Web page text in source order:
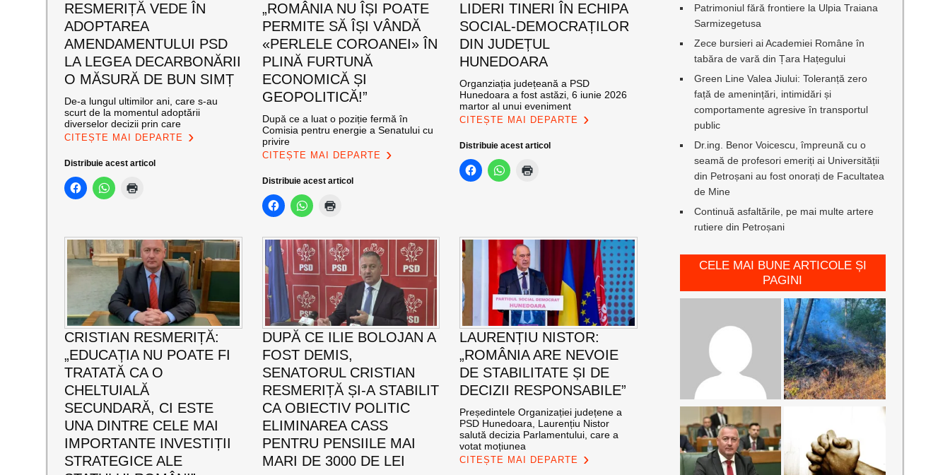
RESMERIȚĂ VEDE ÎN
ADOPTAREA
AMENDAMENTULUI PSD
LA LEGEA DECARBONĂRII
O MĂSURĂ DE BUN SIMȚ
De-a lungul ultimilor ani, care s-au
scurt de la momentul adoptării
diverselor decizii prin care
CITEȘTE MAI DEPARTE
Distribuie acest articol
„ROMÂNIA NU ÎȘI POATE
PERMITE SĂ ÎȘI VÂNDĂ
«PERLELE COROANEI» ÎN
PLINĂ FURTUNĂ
ECONOMICĂ ȘI
GEOPOLITICĂ!”
După ce a luat o poziție fermă în
Comisia pentru energie a Senatului cu
privire
CITEȘTE MAI DEPARTE
Distribuie acest articol
LIDERI TINERI ÎN ECHIPA
SOCIAL-DEMOCRAȚILOR
DIN JUDEȚUL
HUNEDOARA
Organziația județeană a PSD
Hunedoara a fost astăzi, 6 iunie 2026
martor al unui eveniment
CITEȘTE MAI DEPARTE
Distribuie acest articol
CRISTIAN RESMERIȚĂ:
„EDUCAȚIA NU POATE FI
TRATATĂ CA O
CHELTUIALĂ
SECUNDARĂ, CI ESTE
UNA DINTRE CELE MAI
IMPORTANTE INVESTIȚII
STRATEGICE ALE
DUPĂ CE ILIE BOLOJAN A
FOST DEMIS,
SENATORUL CRISTIAN
RESMERIȚĂ ȘI-A STABILIT
CA OBIECTIV POLITIC
ELIMINAREA CASS
PENTRU PENSIILE MAI
MARI DE 3000 DE LEI
LAURENȚIU NISTOR:
„ROMÂNIA ARE NEVOIE
DE STABILITATE ȘI DE
DECIZII RESPONSABILE”
Președintele Organizației județene a
PSD Hunedoara, Laurențiu Nistor
salută decizia Parlamentului, care a
votat moțiunea
CITEȘTE MAI DEPARTE
Patrimoniul fără frontiere la Ulpia Traiana
Sarmizegetusa
Zece bursieri ai Academiei Române în
tabăra de vară din Țara Hațegului
Green Line Valea Jiului: Toleranță zero
față de amenințări, intimidări și
comportamente agresive în transportul
public
Dr.ing. Benor Voicescu, împreună cu o
seamă de profesori emeriți ai Universității
din Petroșani au fost onorați de Facultatea
de Mine
Continuă asfaltările, pe mai multe artere
rutiere din Petroșani
CELE MAI BUNE ARTICOLE ȘI
PAGINI